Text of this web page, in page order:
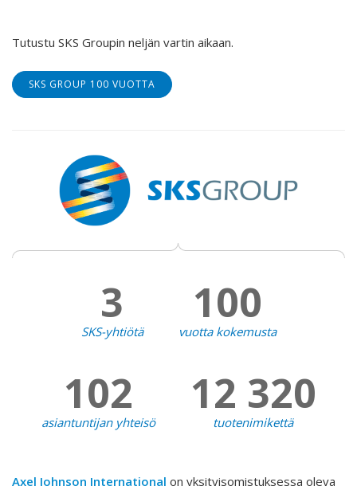
Tutustu SKS Groupin neljän vartin aikaan.
SKS GROUP 100 VUOTTA
3
SKS-yhtiötä
100
vuotta kokemusta
102
asiantuntijan yhteisö
12 320
tuotenimikettä
Axel Johnson International on yksityisomistuksessa oleva